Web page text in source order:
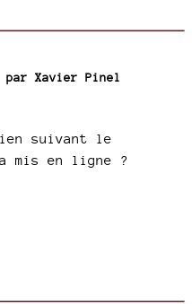
par Xavier Pinel
suivant le
mis en ligne ?